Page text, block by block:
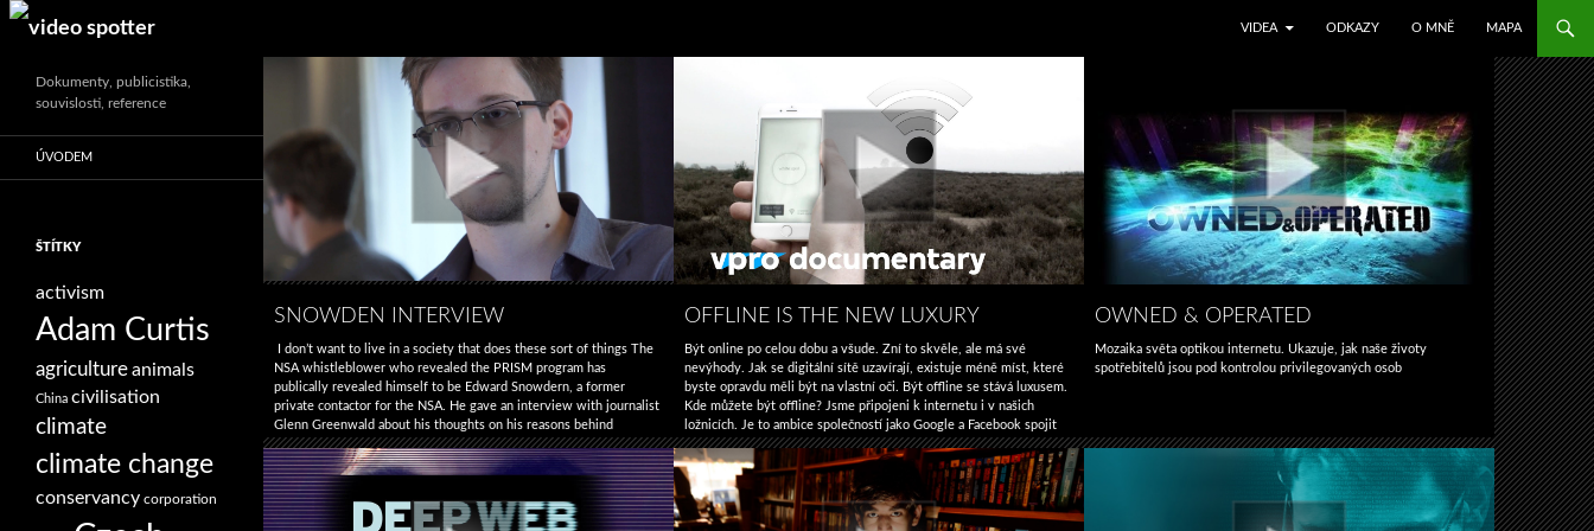
Search
VIDEA
ODKAZY O MNĚ MAPA
SNOWDEN INTERVIEW
I don’t want to live in a society that does these sort of things The
NSA whistleblower who revealed the PRISM program has
publically revealed himself to be Edward Snowdern, a former
private contactor for the NSA. He gave an interview with journalist
Glenn Greenwald about his thoughts on his reasons behind
whistleblowing and what what his experience …Pokračování textuSnowden
Interview
→
OFFLINE IS THE NEW LUXURY
Být online po celou dobu a všude. Zní to skvěle, ale má své
nevýhody. Jak se digitální sítě uzavírají, existuje méně míst, které
byste opravdu měli být na vlastní oči. Být offline se stává luxusem.
Kde můžete být offline? Jsme připojeni k internetu i v našich
ložnicích. Je to ambice společností jako Google a Facebook spojit
celý svět, abychom mohli …Pokračování textuOffline
is
the
new
luxury
→
OWNED & OPERATED
Mozaika světa optikou internetu. Ukazuje, jak naše životy
spotřebitelů jsou pod kontrolou privilegovaných osob
Dokumenty, publicistika,
souvislosti, reference
ÚVODEM
ŠTÍTKY
activism
Adam Curtis
agricultureanimals
China civilisation
climate
climate change
conservancy corporation